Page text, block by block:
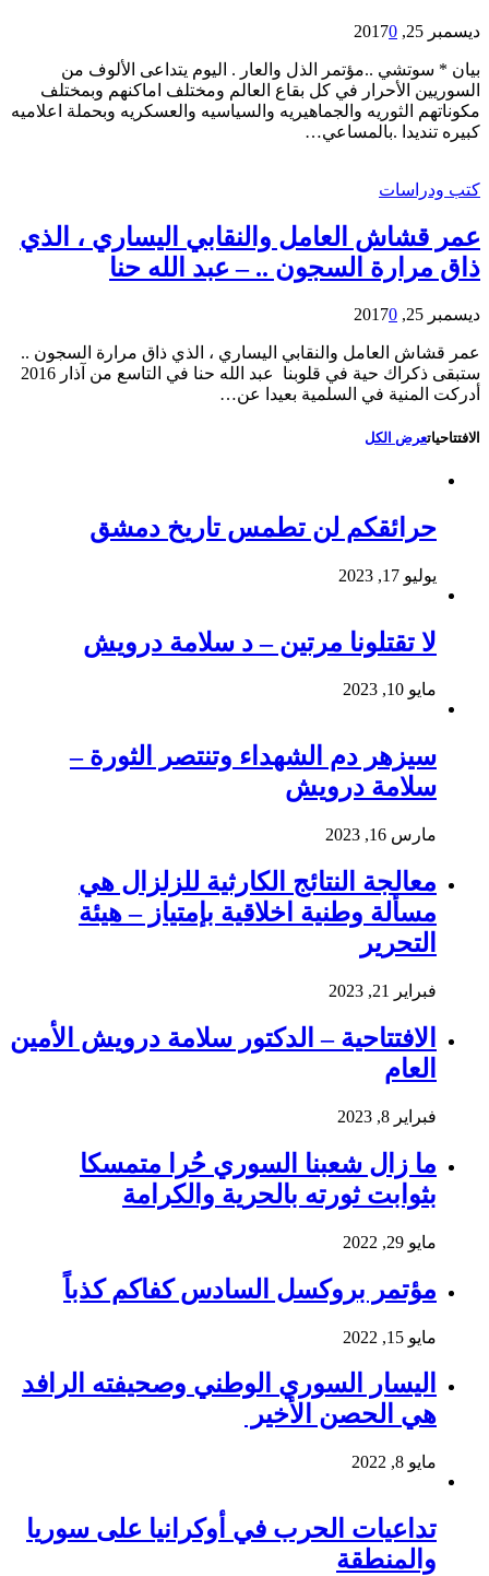
ديسمبر 25, 2017 0
بيان * سوتشي ..مؤتمر الذل والعار . اليوم يتداعى الألوف من
السوريين الأحرار في كل بقاع العالم ومختلف اماكنهم وبمختلف
مكوناتهم الثوريه والجماهيريه والسياسيه والعسكريه وبحملة اعلاميه
كبيره تنديدا .بالمساعي…
كتب ودراسات
عمر قشاش العامل والنقابي اليساري ، الذي
ذاق مرارة السجون .. – عبد الله حنا
ديسمبر 25, 2017 0
عمر قشاش العامل والنقابي اليساري ، الذي ذاق مرارة السجون ..
ستبقى ذكراك حية في قلوبنا عبد الله حنا في التاسع من آذار 2016
أدركت المنية في السلمية بعيدا عن…
الافتتاحياتعرض الكل
حرائقكم لن تطمس تاريخ دمشق
يوليو 17, 2023
لا تقتلونا مرتين – د سلامة درويش
مايو 10, 2023
سيزهر دم الشهداء وتنتصر الثورة –
سلامة درويش
مارس 16, 2023
معالجة النتائج الكارثية للزلزال هي
مسألة وطنية اخلاقية بإمتياز – هيئة
التحرير
فبراير 21, 2023
الافتتاحية – الدكتور سلامة درويش الأمين
العام
فبراير 8, 2023
ما زال شعبنا السوري حُرا متمسكا
بثوابت ثورته بالحرية والكرامة
مايو 29, 2022
مؤتمر بروكسل السادس كفاكم كذباً
مايو 15, 2022
اليسار السوري الوطني وصحيفته الرافد
هي الحصن الأخير
مايو 8, 2022
تداعيات الحرب في أوكرانيا على سوريا
والمنطقة